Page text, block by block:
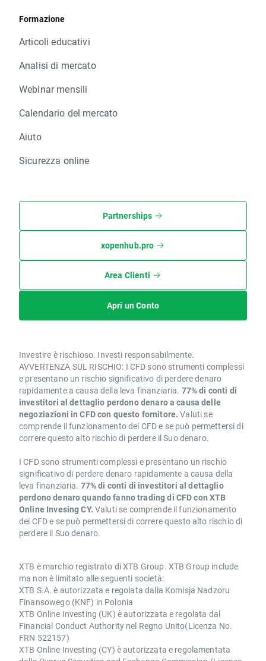
Formazione
Articoli educativi
Analisi di mercato
Webinar mensili
Calendario del mercato
Aiuto
Sicurezza online
Partnerships
xopenhub.pro
Area Clienti
Apri un Conto
Investire è rischioso. Investi responsabilmente.
AVVERTENZA SUL RISCHIO: I CFD sono strumenti complessi
e presentano un rischio significativo di perdere denaro
rapidamente a causa della leva finanziaria. 77% di conti di
investitori al dettaglio perdono denaro a causa delle
negoziazioni in CFD con questo fornitore. Valuti se
comprende il funzionamento dei CFD e se può permettersi di
correre questo alto rischio di perdere il Suo denaro.
I CFD sono strumenti complessi e presentano un rischio
significativo di perdere denaro rapidamente a causa della
leva finanziaria. 77% di conti di investitori al dettaglio
perdono denaro quando fanno trading di CFD con XTB
Online Invesing CY. Valuti se comprende il funzionamento
dei CFD e se può permettersi di correre questo alto rischio di
perdere il Suo denaro.
XTB è marchio registrato di XTB Group. XTB Group include
ma non è limitato alle seguenti società:
XTB S.A. è autorizzata e regolata dalla Komisja Nadzoru
Finansowego (KNF) in Polonia
XTB Online Investing (UK) è autorizzata e regolata dal
Financial Conduct Authority nel Regno Unito(Licenza No.
FRN 522157)
XTB Online Investing (CY) è autorizzata e regolamentata